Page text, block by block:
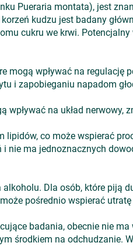
Pueraria montata), jest
kudzu jest badany
cukru we krwi. Potencjalny
mogą wpływać na regulację
i zapobieganiu napadom
na układ nerwowy,
co może wspierać
nie ma jednoznacznych
Dla osób, które piją
pośrednio wspierać
badania, obecnie nie
środkiem na odchudzanie.